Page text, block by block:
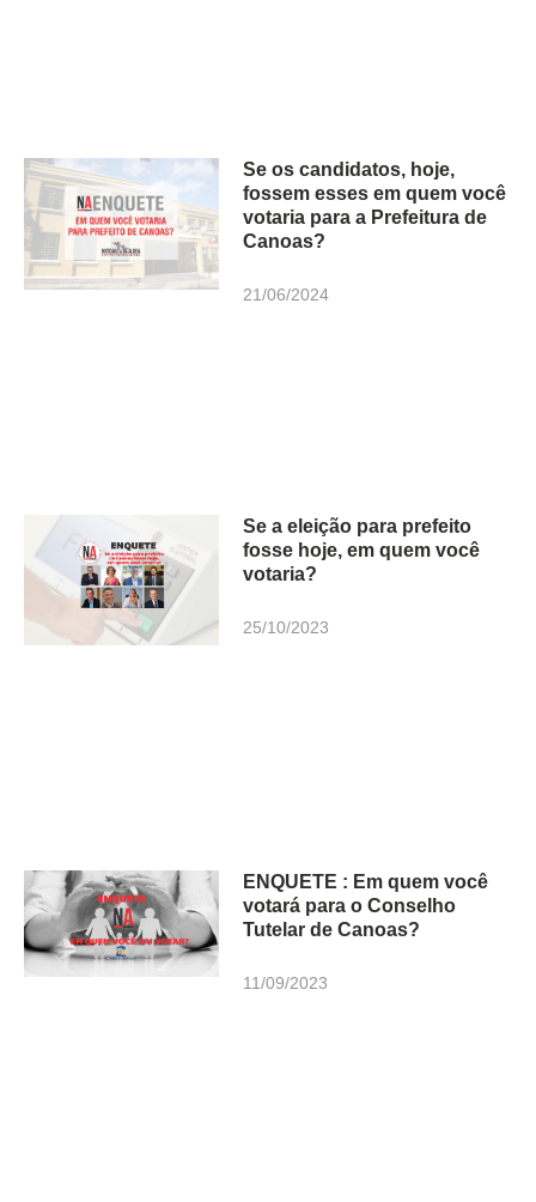
Se os candidatos, hoje,
fossem esses em quem você
votaria para a Prefeitura de
Canoas?
21/06/2024
Se a eleição para prefeito
fosse hoje, em quem você
votaria?
25/10/2023
ENQUETE : Em quem você
votará para o Conselho
Tutelar de Canoas?
11/09/2023